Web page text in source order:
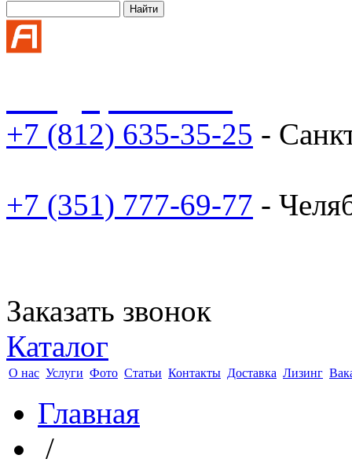
+7 (812) 635-35-25 -
+7 (351) 777-69-77 -
Заказать звонок
Каталог
О нас Услуги Фото Статьи Контакты Доставка Лизинг
Главная
/